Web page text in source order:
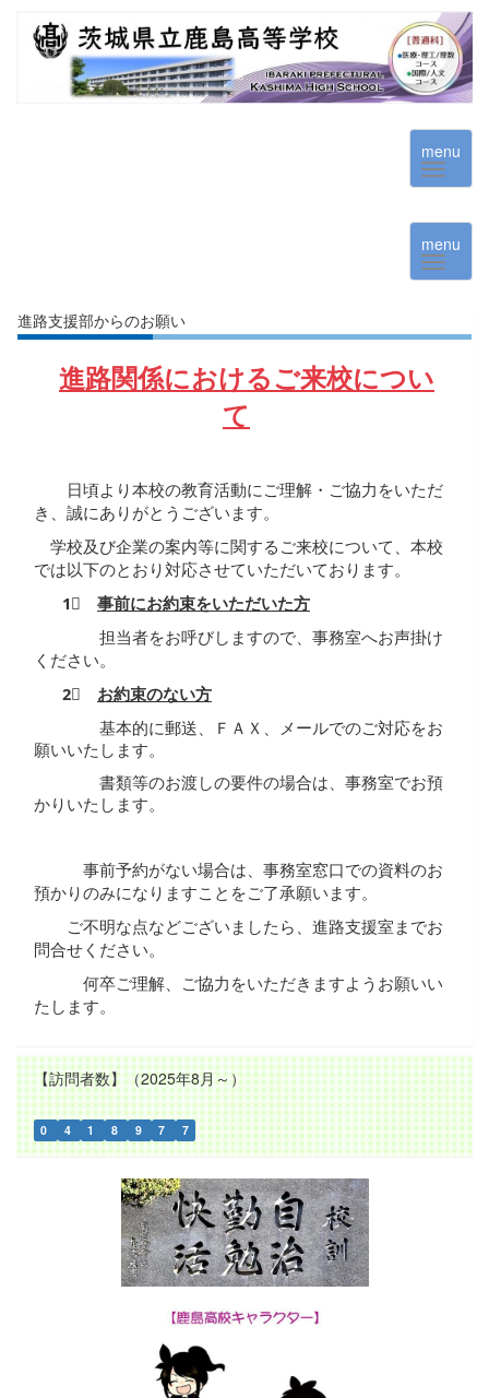
menu
menu
進路支援部からのお願い
進路関係におけるご来校につい
て
日頃より本校の教育活動にご理解・ご協力をいただ
き、誠にありがとうございます。
学校及び企業の案内等に関するご来校について、本校
では以下のとおり対応させていただいております。
1⃣ 事前にお約束をいただいた方
担当者をお呼びしますので、事務室へお声掛け
ください。
2⃣ お約束のない方
基本的に郵送、ＦＡＸ、メールでのご対応をお
願いいたします。
書類等のお渡しの要件の場合は、事務室でお預
かりいたします。
事前予約がない場合は、事務室窓口での資料のお
預かりのみになりますことをご了承願います。
ご不明な点などございましたら、進路支援室までお
問合せください。
何卒ご理解、ご協力をいただきますようお願いい
たします。
【訪問者数】（2025年8月～）
0 4 1 8 9 7 7